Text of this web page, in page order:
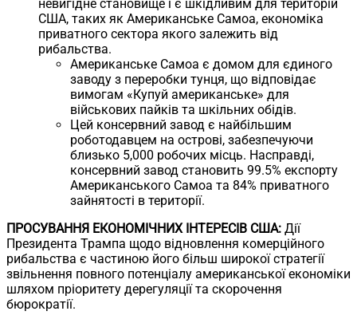
невигідне становище і є шкідливим для територій
США, таких як Американське Самоа, економіка
приватного сектора якого залежить від
рибальства.
Американське Самоа є домом для єдиного
заводу з переробки тунця, що відповідає
вимогам «Купуй американське» для
військових пайків та шкільних обідів.
Цей консервний завод є найбільшим
роботодавцем на острові, забезпечуючи
близько 5,000 робочих місць. Насправді,
консервний завод становить 99.5% експорту
Американського Самоа та 84% приватного
зайнятості в території.
ПРОСУВАННЯ ЕКОНОМІЧНИХ ІНТЕРЕСІВ США: Дії
Президента Трампа щодо відновлення комерційного
рибальства є частиною його більш широкої стратегії
звільнення повного потенціалу американської економіки
шляхом пріоритету дерегуляції та скорочення
бюрократії.